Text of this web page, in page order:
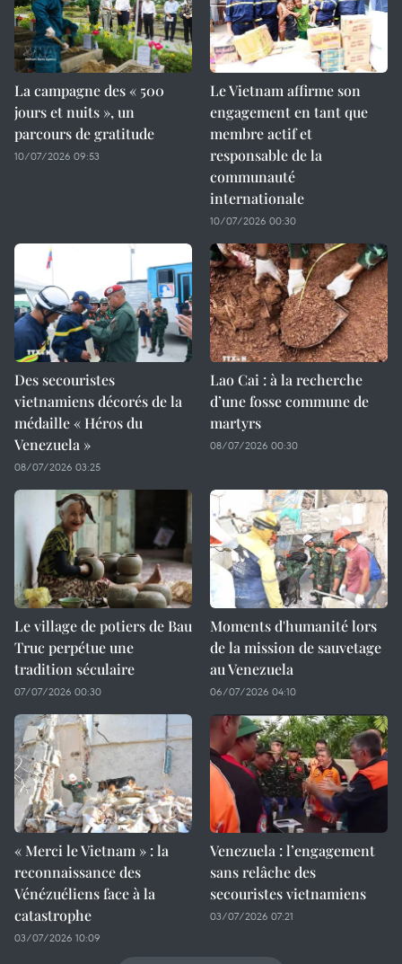
La campagne des « 500
jours et nuits », un
parcours de gratitude
10/07/2026 09:53
Le Vietnam affirme son
engagement en tant que
membre actif et
responsable de la
communauté
internationale
10/07/2026 00:30
Des secouristes
vietnamiens décorés de la
médaille « Héros du
Venezuela »
08/07/2026 03:25
Lao Cai : à la recherche
d’une fosse commune de
martyrs
08/07/2026 00:30
Le village de potiers de Bau
Truc perpétue une
tradition séculaire
07/07/2026 00:30
Moments d'humanité lors
de la mission de sauvetage
au Venezuela
06/07/2026 04:10
« Merci le Vietnam » : la
reconnaissance des
Vénézuéliens face à la
catastrophe
03/07/2026 10:09
Venezuela : l’engagement
sans relâche des
secouristes vietnamiens
03/07/2026 07:21